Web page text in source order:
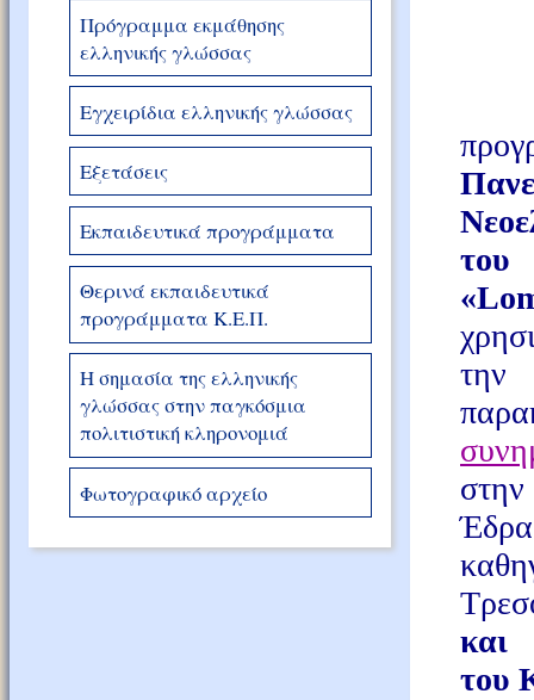
Πρόγραμμα εκμάθησης
ελληνικής γλώσσας
Εγχειρίδια ελληνικής γλώσσας
Εξετάσεις
Εκπαιδευτικά προγράμματα
Θερινά εκπαιδευτικά
προγράμματα Κ.Ε.Π.
Η σημασία της ελληνικής
γλώσσας στην παγκόσμια
πολιτιστική κληρονομιά
Φωτογραφικό αρχείο
«
την
του